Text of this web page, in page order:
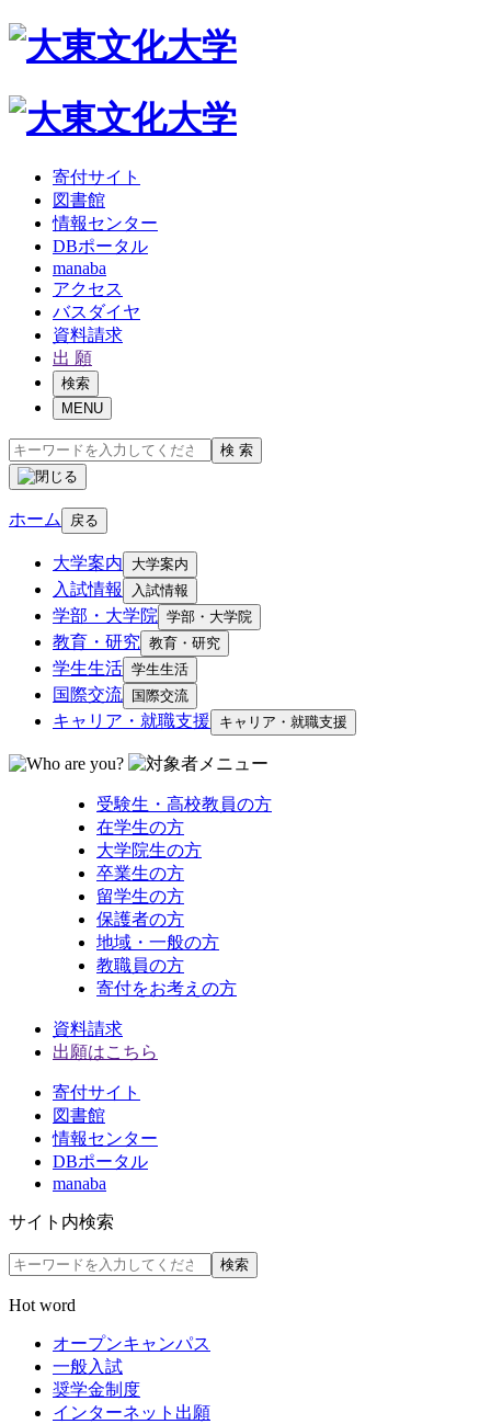
寄付サイト
図書館
情報センター
DBポータル
manaba
アクセス
バスダイヤ
資料請求
出 願
検索
MENU
検 索
ホーム 戻る
大学案内 大学案内
入試情報 入試情報
学部・大学院 学部・大学院
教育・研究 教育・研究
学生生活 学生生活
国際交流 国際交流
キャリア・就職支援 キャリア・就職支援
受験生・高校教員の方
在学生の方
大学院生の方
卒業生の方
留学生の方
保護者の方
地域・一般の方
教職員の方
寄付をお考えの方
資料請求
出願はこちら
寄付サイト
図書館
情報センター
DBポータル
manaba
サイト内検索
検索
Hot word
オープンキャンパス
一般入試
奨学金制度
インターネット出願